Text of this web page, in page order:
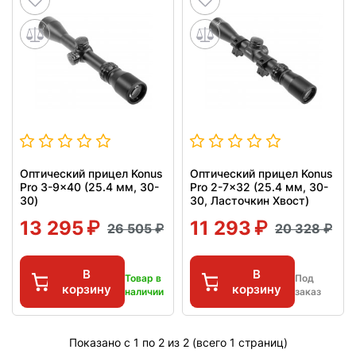
Оптический прицел Konus
Pro 3-9x40 (25.4 мм, 30-
30)
13 295 26 505
В
корзину
Товар в
наличии
Оптический прицел Konus
Pro 2-7x32 (25.4 мм, 30-
30, Ласточкин Хвост)
11 293 20 328
В
корзину
Под
заказ
Показано с 1 по 2 из 2 (всего 1 страниц)